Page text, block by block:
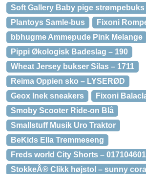
Soft Gallery Baby pige strømpebuks
Plantoys Samle-bus
Fixoni
bbhugme Ammepude Pink Melange
Pippi Økologisk Badeslag – 190
Wheat Jersey bukser Silas – 1711
Reima Oppien sko – LYSERØD
Geox Inek sneakers
Fixoni
Smoby Scooter Ride-on Blå
Smallstuff Musik Uro Traktor
BeKids Ella Tremmeseng
Freds world City Shorts – 017104601
StokkeÂ® Clikk højstol – sunny coral